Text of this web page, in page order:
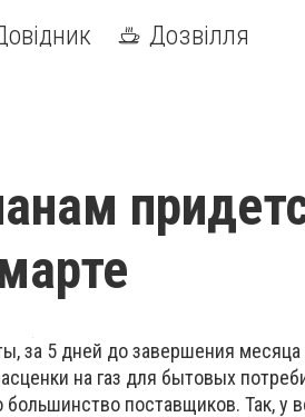
Дозвілля
за 5 дней до завершения месяца
на газ для бытовых
поставщиков. Так, у